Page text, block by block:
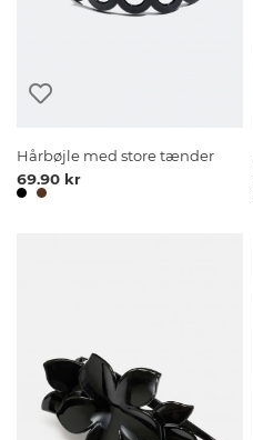
Hårbøjle med store tænder
69.90 kr